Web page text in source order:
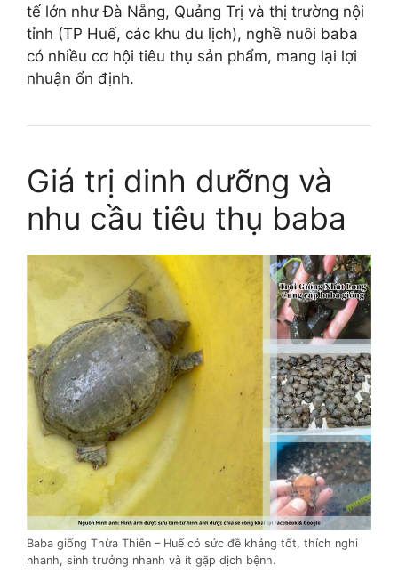
tế lớn như Đà Nẵng, Quảng Trị và thị trường nội
tỉnh (TP Huế, các khu du lịch), nghề nuôi baba
có nhiều cơ hội tiêu thụ sản phẩm, mang lại lợi
nhuận ổn định.
Giá trị dinh dưỡng và
nhu cầu tiêu thụ baba
Baba giống Thừa Thiên – Huế có sức đề kháng tốt, thích nghi
nhanh, sinh trưởng nhanh và ít gặp dịch bệnh.